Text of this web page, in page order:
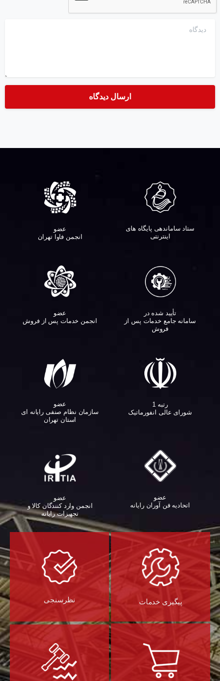
دیدگاه
ستاد ساماندهی پایگاه های
اینترنتی
عضو
انجمن فاوا تهران
تأیید شده در
سامانه جامع خدمات پس از
فروش
عضو
انجمن خدمات پس از فروش
رتبه 1
شورای عالی انفورماتیک
عضو
سازمان نظام صنفی رایانه ای
استان تهران
عضو
اتحادیه فن آوران رایانه
عضو
انجمن وارد کنندگان کالا و
تجهیزات رایانه‌
پیگیری خدمات نظرسنجی